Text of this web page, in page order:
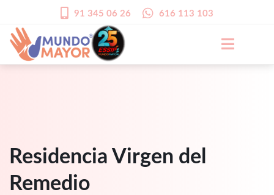
91 345 06 26 616 113 103
Residencia Virgen del
Remedio